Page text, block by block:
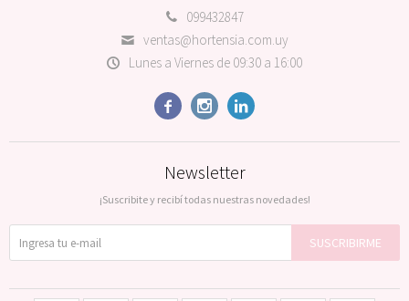
099432847
ventas@hortensia.com.uy
Lunes a Viernes de 09:30 a 16:00
  
Newsletter
¡Suscribite y recibí todas nuestras novedades!
SUSCRIBIRME